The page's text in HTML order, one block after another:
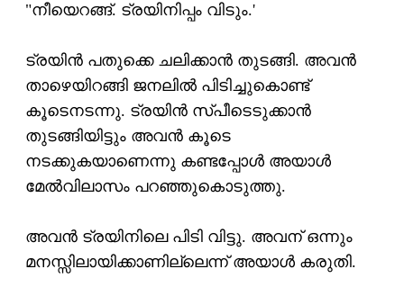
"നീയെറങ്ങ്. ട്രയിനിപ്പം വിടും.'
ട്രയിന്‍ പതുക്കെ ചലിക്കാന്‍ തുടങ്ങി. അവന്‍
താഴെയിറങ്ങി ജനലില്‍ പിടിച്ചുകൊണ്ട്
കൂടെനടന്നു. ട്രയിന്‍ സ്പീടെടുക്കാന്‍
തുടങ്ങിയിട്ടും അവന്‍ കൂടെ
നടക്കുകയാണെന്നു കണ്ടപ്പോള്‍ അയാള്‍
മേല്‍വിലാസം പറഞ്ഞുകൊടുത്തു.
അവന്‍ ട്രയിനിലെ പിടി വിട്ടു. അവന് ഒന്നും
മനസ്സിലായിക്കാണില്ലെന്ന് അയാള്‍ കരുതി.